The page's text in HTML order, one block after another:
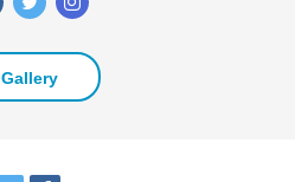
Gallery